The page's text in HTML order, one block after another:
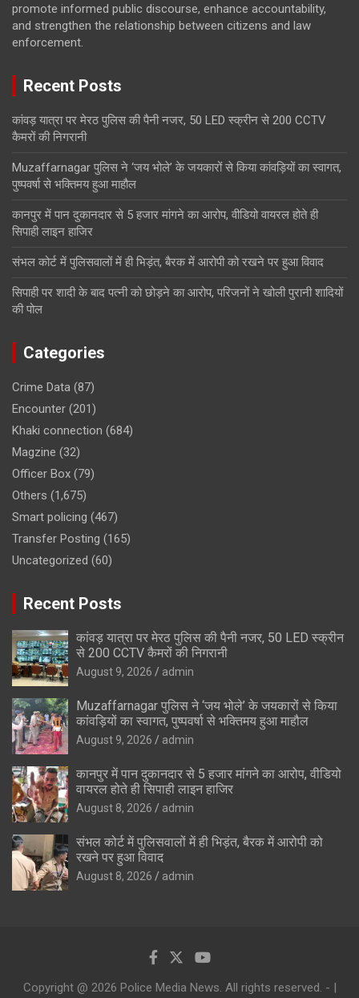
promote informed public discourse, enhance accountability,
and strengthen the relationship between citizens and law
enforcement.
Recent Posts
कांवड़ यात्रा पर मेरठ पुलिस की पैनी नजर, 50 LED स्क्रीन से 200 CCTV
कैमरों की निगरानी
Muzaffarnagar पुलिस ने ‘जय भोले’ के जयकारों से किया कांवड़ियों का स्वागत,
पुष्पवर्षा से भक्तिमय हुआ माहौल
कानपुर में पान दुकानदार से 5 हजार मांगने का आरोप, वीडियो वायरल होते ही
सिपाही लाइन हाजिर
संभल कोर्ट में पुलिसवालों में ही भिड़ंत, बैरक में आरोपी को रखने पर हुआ विवाद
सिपाही पर शादी के बाद पत्नी को छोड़ने का आरोप, परिजनों ने खोली पुरानी शादियों
की पोल
Categories
Crime Data (87)
Encounter (201)
Khaki connection (684)
Magzine (32)
Officer Box (79)
Others (1,675)
Smart policing (467)
Transfer Posting (165)
Uncategorized (60)
Recent Posts
कांवड़ यात्रा पर मेरठ पुलिस की पैनी नजर, 50 LED स्क्रीन
से 200 CCTV कैमरों की निगरानी
August 9, 2026 admin
Muzaffarnagar पुलिस ने ‘जय भोले’ के जयकारों से किया
कांवड़ियों का स्वागत, पुष्पवर्षा से भक्तिमय हुआ माहौल
August 9, 2026 admin
कानपुर में पान दुकानदार से 5 हजार मांगने का आरोप, वीडियो
वायरल होते ही सिपाही लाइन हाजिर
August 8, 2026 admin
संभल कोर्ट में पुलिसवालों में ही भिड़ंत, बैरक में आरोपी को
रखने पर हुआ विवाद
August 8, 2026 admin
Copyright @ 2026 Police Media News. All rights reserved. - |